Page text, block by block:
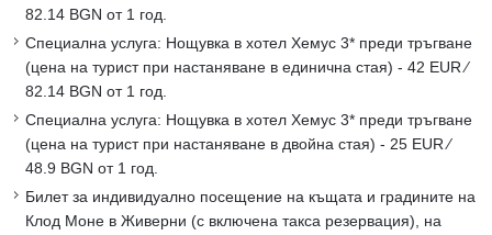
82.14 BGN от 1 год.
Специална услуга: Нощувка в хотел Хемус 3* преди тръгване
(цена на турист при настаняване в единична стая) - 42 EUR ∕
82.14 BGN от 1 год.
Специална услуга: Нощувка в хотел Хемус 3* преди тръгване
(цена на турист при настаняване в двойна стая) - 25 EUR ∕
48.9 BGN от 1 год.
Билет за индивидуално посещение на къщата и градините на
Клод Моне в Живерни (с включена такса резервация), на